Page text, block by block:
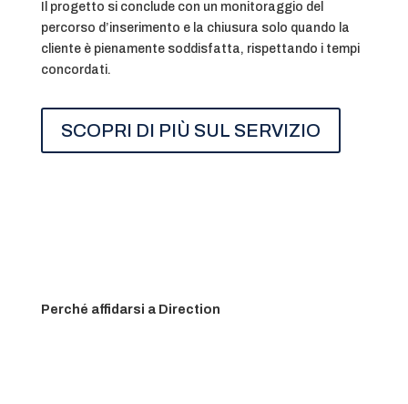
Il progetto si conclude con un monitoraggio del
percorso d’inserimento e la chiusura solo quando la
cliente è pienamente soddisfatta, rispettando i tempi
concordati.
SCOPRI DI PIÙ SUL SERVIZIO
Perché affidarsi a Direction